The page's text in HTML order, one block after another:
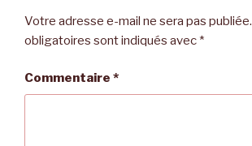
Votre adresse e-mail ne sera pas publiée.
obligatoires sont indiqués avec *
Commentaire *